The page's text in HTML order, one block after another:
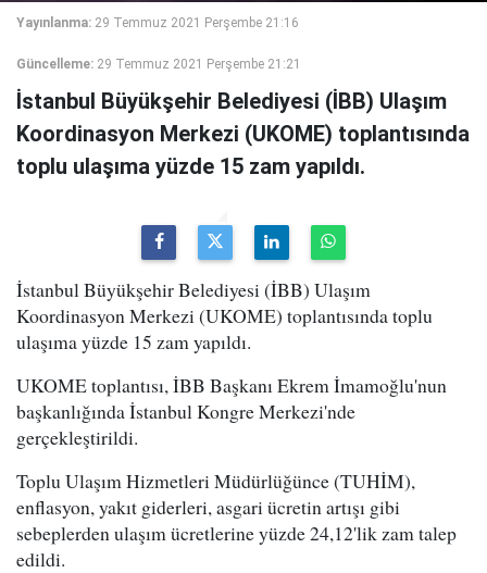
Yayınlanma: 29 Temmuz 2021 Perşembe 21:16
Güncelleme: 29 Temmuz 2021 Perşembe 21:21
İstanbul Büyükşehir Belediyesi (İBB) Ulaşım
Koordinasyon Merkezi (UKOME) toplantısında
toplu ulaşıma yüzde 15 zam yapıldı.
İstanbul Büyükşehir Belediyesi (İBB) Ulaşım
Koordinasyon Merkezi (UKOME) toplantısında toplu
ulaşıma yüzde 15 zam yapıldı.
UKOME toplantısı, İBB Başkanı Ekrem İmamoğlu'nun
başkanlığında İstanbul Kongre Merkezi'nde
gerçekleştirildi.
Toplu Ulaşım Hizmetleri Müdürlüğünce (TUHİM),
enflasyon, yakıt giderleri, asgari ücretin artışı gibi
sebeplerden ulaşım ücretlerine yüzde 24,12'lik zam talep
edildi.